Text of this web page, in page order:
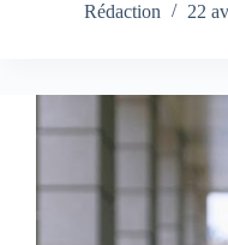
Rédaction
22